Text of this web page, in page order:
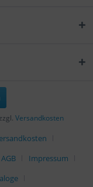
Versandkosten
Impressum